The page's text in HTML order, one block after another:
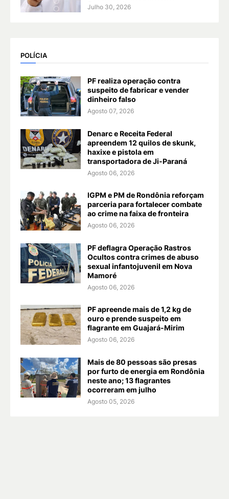
Julho 30, 2026
POLÍCIA
PF realiza operação contra
suspeito de fabricar e vender
dinheiro falso
Agosto 07, 2026
Denarc e Receita Federal
apreendem 12 quilos de skunk,
haxixe e pistola em
transportadora de Ji-Paraná
Agosto 06, 2026
IGPM e PM de Rondônia reforçam
parceria para fortalecer combate
ao crime na faixa de fronteira
Agosto 06, 2026
PF deflagra Operação Rastros
Ocultos contra crimes de abuso
sexual infantojuvenil em Nova
Mamoré
Agosto 06, 2026
PF apreende mais de 1,2 kg de
ouro e prende suspeito em
flagrante em Guajará-Mirim
Agosto 06, 2026
Mais de 80 pessoas são presas
por furto de energia em Rondônia
neste ano; 13 flagrantes
ocorreram em julho
Agosto 05, 2026